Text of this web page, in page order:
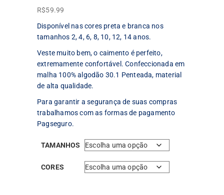
R$59.99
Disponível nas cores preta e branca nos
tamanhos 2, 4, 6, 8, 10, 12, 14 anos.
Veste muito bem, o caimento é perfeito,
extremamente confortável. Confeccionada em
malha 100% algodão 30.1 Penteada, material
de alta qualidade.
Para garantir a segurança de suas compras
trabalhamos com as formas de pagamento
Pagseguro.
TAMANHOS
CORES